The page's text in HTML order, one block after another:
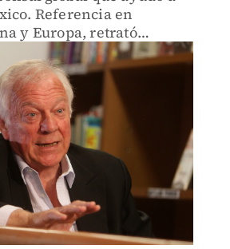
Referencia en
y Europa, retrató
políticas y
mexicana.